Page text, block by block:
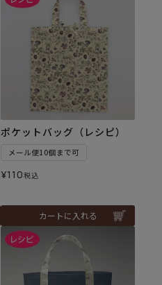
ポケットバッグ（レシピ）
メール便10個まで可
¥110税込
カートに入れる